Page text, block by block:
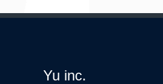
Yu inc.